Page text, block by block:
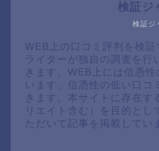
検証ジ
検証ジ
WEB上の口コミ評判を検
ライターが独自の調査を行
きます。WEB上には信憑
います。信憑性の低い口コ
きます。本サイトに存在す
リエイト含む）を目的と
ただいて記事を掲載してい